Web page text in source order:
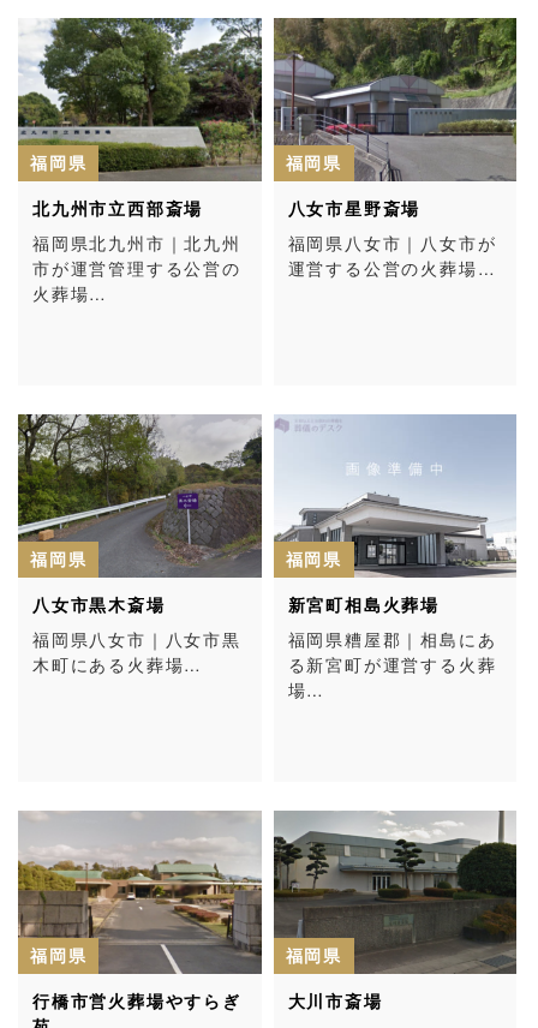
福岡県
北九州市立西部斎場
福岡県北九州市｜北九州
市が運営管理する公営の
火葬場…
福岡県
八女市星野斎場
福岡県八女市｜八女市が
運営する公営の火葬場…
福岡県
八女市黒木斎場
福岡県八女市｜八女市黒
木町にある火葬場…
福岡県
新宮町相島火葬場
福岡県糟屋郡｜相島にあ
る新宮町が運営する火葬
場…
福岡県
行橋市営火葬場やすらぎ
福岡県
大川市斎場